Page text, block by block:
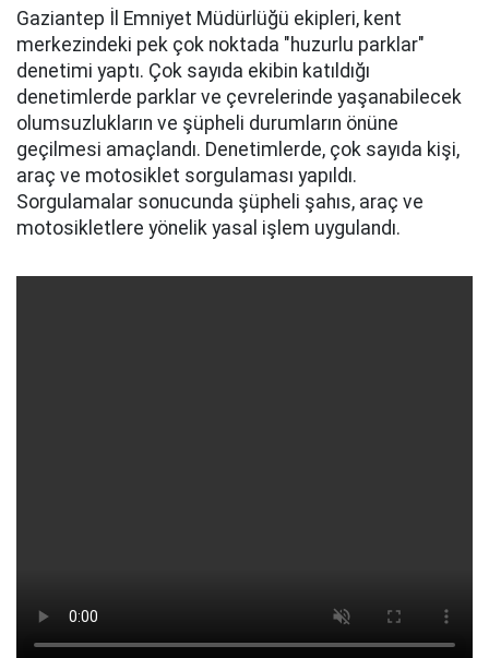
Gaziantep İl Emniyet Müdürlüğü ekipleri, kent
merkezindeki pek çok noktada "huzurlu parklar"
denetimi yaptı. Çok sayıda ekibin katıldığı
denetimlerde parklar ve çevrelerinde yaşanabilecek
olumsuzlukların ve şüpheli durumların önüne
geçilmesi amaçlandı. Denetimlerde, çok sayıda kişi,
araç ve motosiklet sorgulaması yapıldı.
Sorgulamalar sonucunda şüpheli şahıs, araç ve
motosikletlere yönelik yasal işlem uygulandı.